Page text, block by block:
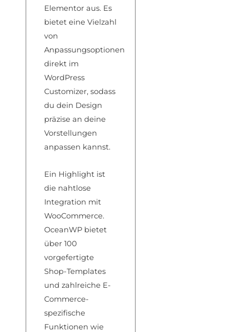
Elementor aus. Es
bietet eine Vielzahl
von
Anpassungsoptionen
direkt im
WordPress
Customizer, sodass
du dein Design
präzise an deine
Vorstellungen
anpassen kannst.
Ein Highlight ist
die nahtlose
Integration mit
WooCommerce.
OceanWP bietet
über 100
vorgefertigte
Shop-Templates
und zahlreiche E-
Commerce-
spezifische
Funktionen wie